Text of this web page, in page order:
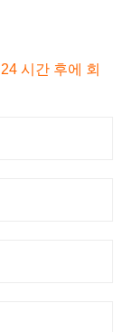
24 시간 후에 회